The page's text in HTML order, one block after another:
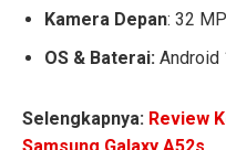
Kamera Depan: 32 MP
OS & Baterai: Android
Selengkapnya: Review